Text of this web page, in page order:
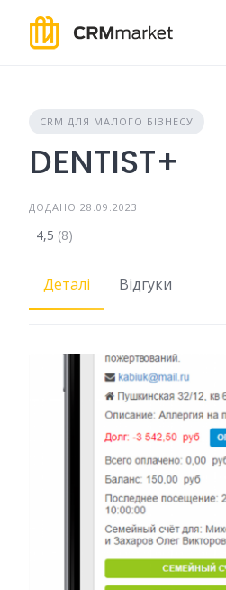
content
CRM ДЛЯ МАЛОГО БІЗНЕСУ
DENTIST+
ДОДАНО 28.09.2023
4,5 (8)
Деталі Відгуки